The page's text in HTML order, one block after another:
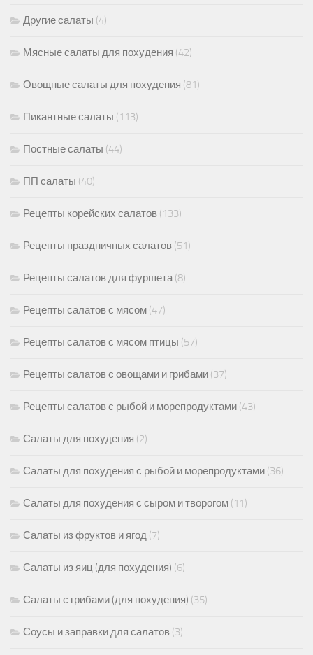
Другие салаты (4)
Мясные салаты для похудения (42)
Овощные салаты для похудения (81)
Пикантные салаты (113)
Постные салаты (44)
ПП салаты (40)
Рецепты корейских салатов (133)
Рецепты праздничных салатов (51)
Рецепты салатов для фуршета(8)
Рецепты салатов с мясом (47)
Рецепты салатов с мясом птицы (57)
Рецепты салатов с овощами и грибами (37)
Рецепты салатов с рыбой и морепродуктами (43)
Салаты для похудения (2)
Салаты для похудения с рыбой и морепродуктами (36)
Салаты для похудения с сыром и творогом (11)
Салаты из фруктов и ягод (7)
Салаты из яиц (для похудения) (6)
Салаты с грибами (для похудения) (35)
Соусы и заправки для салатов (3)